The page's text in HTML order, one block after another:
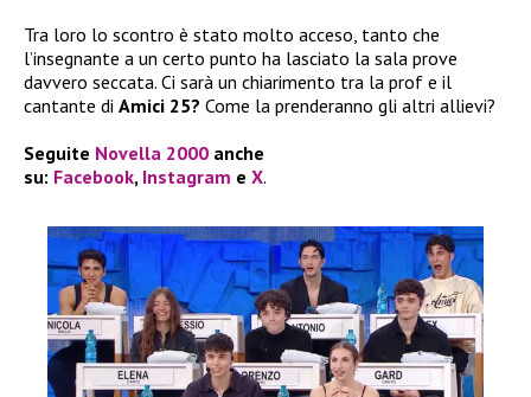
Tra loro lo scontro è stato molto acceso, tanto che
l’insegnante a un certo punto ha lasciato la sala prove
davvero seccata. Ci sarà un chiarimento tra la prof e il
cantante di Amici 25? Come la prenderanno gli altri allievi?
Seguite Novella 2000 anche
su: Facebook, Instagram e X.